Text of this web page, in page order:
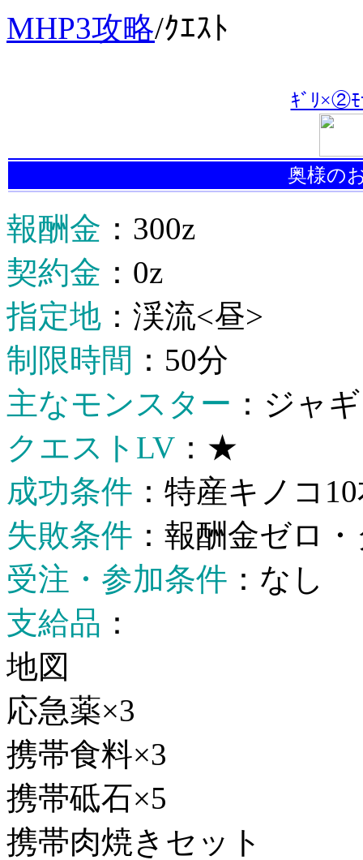
MHP3攻略/ｸｴｽﾄ
ｷﾞﾘ×②ﾓ
奥様の
報酬金 ：300z
契約金 ：0z
指定地 ：渓流<昼>
制限時間 ：50分
主なモンスター ：ジャ
クエストLV ：★
成功条件 ：特産キノコ
失敗条件 ：報酬金ゼロ
受注・参加条件 ：なし
支給品 ：
地図
応急薬×3
携帯食料×3
携帯砥石×5
携帯肉焼きセット